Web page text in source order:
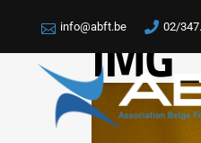
info@abft.be 02/